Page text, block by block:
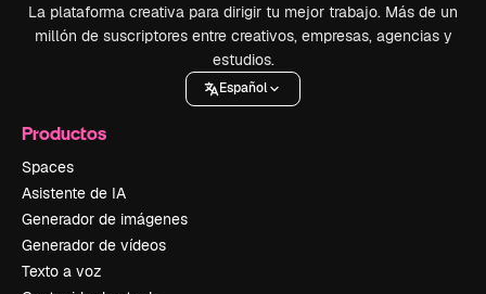
La plataforma creativa para dirigir tu mejor trabajo. Más de un
millón de suscriptores entre creativos, empresas, agencias y
estudios.
Español
Productos
Spaces
Asistente de IA
Generador de imágenes
Generador de vídeos
Texto a voz